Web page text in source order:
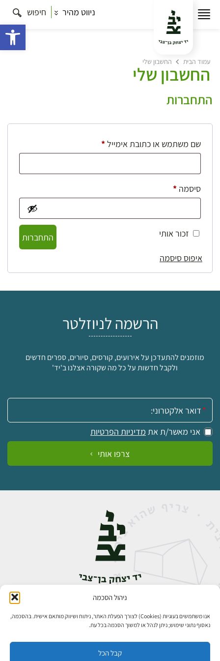
ניהול הסכמה
אנו משתמשים בעוגיות (Cookies) לצורך הפעלת האתר, ניתוח ושיווק מותאם אישית. בהסכמה,
נאסוף נתוני שימוש; ניתן לנהל או למשוך הסכמה בכל עת.
קבל הכל
ניווט מהיר חיפוש
עמוד הבית החשבון שלי
החשבון שלי
התחברות
שם משתמש או כתובת אימייל*חובה
סיסמה *חובה
זכור אותי
התחברות
איפוס סיסמה
הרשמה לניוזלטר
מוזמנים להתעדכן על אירועים, קורסים, סיורים, ספרים חדשים
ולקבל חדשות על כל מה שקורה אצלנו ב'יד'
אימייל:
אני מאשר/ת את מדיניות הפרטיות
צרפו אותי
אבן גבירול 14, רחביה, ירושלים